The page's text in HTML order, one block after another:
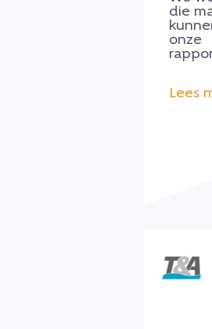
die
onze
Lees